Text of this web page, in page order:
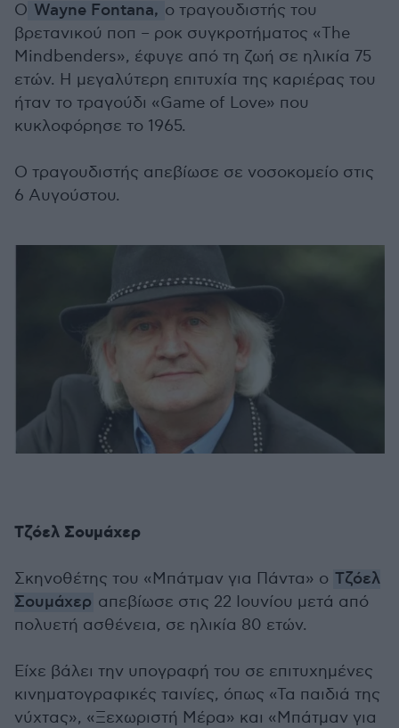
Ο Wayne Fontana, ο τραγουδιστής του
βρετανικού ποπ – ροκ συγκροτήματος «The
Mindbenders», έφυγε από τη ζωή σε ηλικία 75
ετών. Η μεγαλύτερη επιτυχία της καριέρας του
ήταν το τραγούδι «Game of Love» που
κυκλοφόρησε το 1965.
Ο τραγουδιστής απεβίωσε σε νοσοκομείο στις
6 Αυγούστου.
Τζόελ Σουμάχερ
Σκηνοθέτης του «Μπάτμαν για Πάντα» ο Τζόελ
Σουμάχερ απεβίωσε στις 22 Ιουνίου μετά από
πολυετή ασθένεια, σε ηλικία 80 ετών.
Eίχε βάλει την υπογραφή του σε επιτυχημένες
κινηματογραφικές ταινίες, όπως «Τα παιδιά της
νύχτας», «Ξεχωριστή Μέρα» και «Μπάτμαν για